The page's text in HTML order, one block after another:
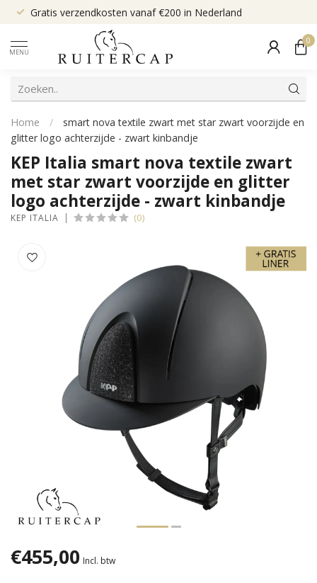
Gratis verzendkosten vanaf €200 in Nederland
MENU
0
Home /
smart nova textile zwart met star zwart voorzijde en
glitter logo achterzijde - zwart kinbandje
KEP Italia smart nova textile zwart
met star zwart voorzijde en glitter
logo achterzijde - zwart kinbandje
KEP ITALIA (0)
€455,00 Incl. btw